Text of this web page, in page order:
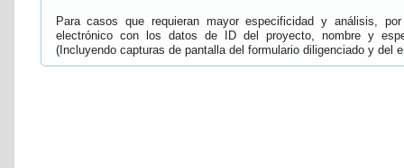
Para casos que requieran mayor especificidad y análisis,
electrónico con los datos de ID del proyecto, nombre y
(Incluyendo capturas de pantalla del formulario diligenciado y del